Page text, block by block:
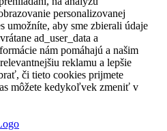
personalizovanej
umožníte, aby sme zbierali údaje
ad_user_data a
nám pomáhajú a našim
reklamu a lepšie
či tieto cookies prijmete
môžete kedykoľvek zmeniť v